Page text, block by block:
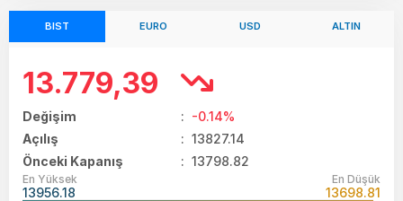
BIST EURO USD ALTIN
13.779,39
Değişim : -0.14%
Açılış
: 13827.14
Önceki Kapanış
: 13798.82
En Yüksek
13956.18
En Düşük
13698.81